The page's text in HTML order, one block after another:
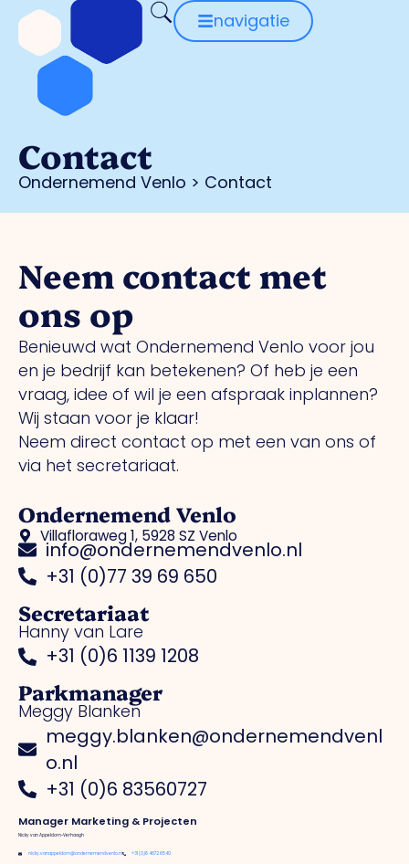
navigatie
Contact
Ondernemend Venlo > Contact
Neem contact met
ons op
Benieuwd wat Ondernemend Venlo voor jou
en je bedrijf kan betekenen? Of heb je een
vraag, idee of wil je een afspraak inplannen?
Wij staan voor je klaar!
Neem direct contact op met een van ons of
via het secretariaat.
Ondernemend Venlo
Villafloraweg 1, 5928 SZ Venlo
info@ondernemendvenlo.nl
+31 (0)77 39 69 650
Secretariaat
Hanny van Lare
+31 (0)6 1139 1208
Parkmanager
Meggy Blanken
meggy.blanken@ondernemendvenl
o.nl
+31 (0)6 83560727
Manager Marketing & Projecten
Nicky van Appeldorn-Verhaagh
nicky.vanappeldorn@ondernemendvenlo.nl +31 (0)6 4672 6540